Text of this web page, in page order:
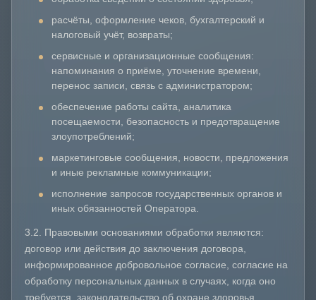
расчёты, оформление чеков, бухгалтерский и
налоговый учёт, возвраты;
сервисные и организационные сообщения:
напоминания о приёме, уточнение времени,
перенос записи, связь с администратором;
обеспечение работы сайта, аналитика
посещаемости, безопасность и предотвращение
злоупотреблений;
маркетинговые сообщения, новости, предложения
и иные рекламные коммуникации;
исполнение запросов государственных органов и
иных обязанностей Оператора.
3.2. Правовыми основаниями обработки являются:
договор или действия до заключения договора,
информированное добровольное согласие, согласие на
обработку персональных данных в случаях, когда оно
требуется, законодательство об охране здоровья